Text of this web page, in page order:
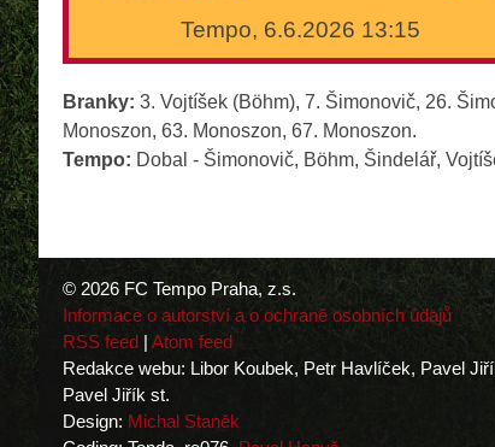
Tempo, 6.6.2026 13:15
Branky: 3. Vojtíšek (Böhm), 7. Šimonovič, 26.
Monoszon, 63. Monoszon, 67. Monoszon.
Tempo: Dobal - Šimonovič, Böhm, Šindelář,
© 2026 FC Tempo Praha, z.s.
Informace o autorství a o ochraně osobních údajů
RSS feed | Atom feed
Redakce webu: Libor Koubek, Petr Havlíček, Pavel
Pavel Jiřík st.
Design: Michal Staněk